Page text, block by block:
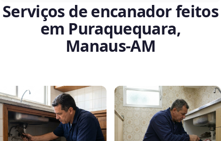
Serviços de encanador feitos
em Puraquequara,
Manaus‑AM